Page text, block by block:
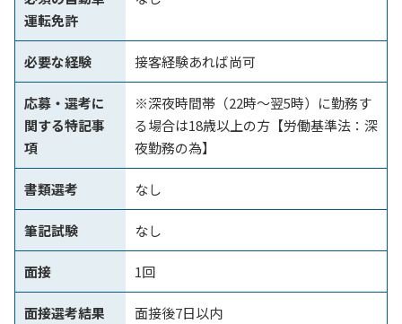
運転免許
必要な経験 接客経験あれば尚可
応募・選考に
関する特記事
項
※深夜時間帯（22時～翌5時）に勤務す
る場合は18歳以上の方【労働基準法：深
夜勤務の為】
書類選考 なし
筆記試験 なし
面接 1回
面接選考結果
面接後7日以内